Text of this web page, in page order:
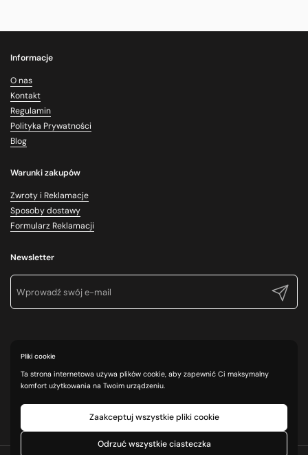
Informacje
O nas
Kontakt
Regulamin
Polityka Prywatności
Blog
Warunki zakupów
Zwroty i Reklamacje
Sposoby dostawy
Formularz Reklamacji
Newsletter
Prześlij
Pliki cookie
Ta strona internetowa używa plików cookie, aby zapewnić Ci maksymalny
komfort użytkowania na Twoim urządzeniu.
Zaakceptuj wszystkie pliki cookie
Odrzuć wszystkie ciasteczka